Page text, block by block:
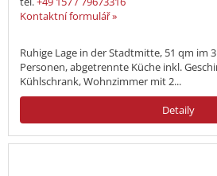
Kontaktní formulář »
Ruhige Lage in der Stadtmitte, 51 qm im
Personen, abgetrennte Küche inkl.
Kühlschrank, Wohnzimmer mit 2...
Detaily